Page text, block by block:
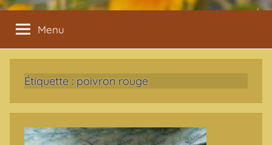
Menu
Étiquette : poivron rouge